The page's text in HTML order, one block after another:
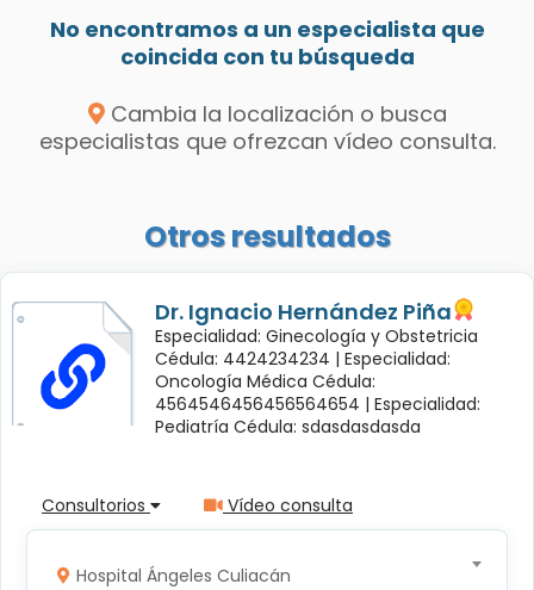
No encontramos a un especialista que
coincida con tu búsqueda
Cambia la localización o busca
especialistas que ofrezcan vídeo consulta.
Otros resultados
Dr. Ignacio Hernández Piña
Especialidad: Ginecología y Obstetricia
Cédula: 4424234234 | Especialidad:
Oncología Médica Cédula:
4564546456456564654 | Especialidad:
Pediatría Cédula: sdasdasdasda
Consultorios Vídeo consulta
Hospital Ángeles Culiacán